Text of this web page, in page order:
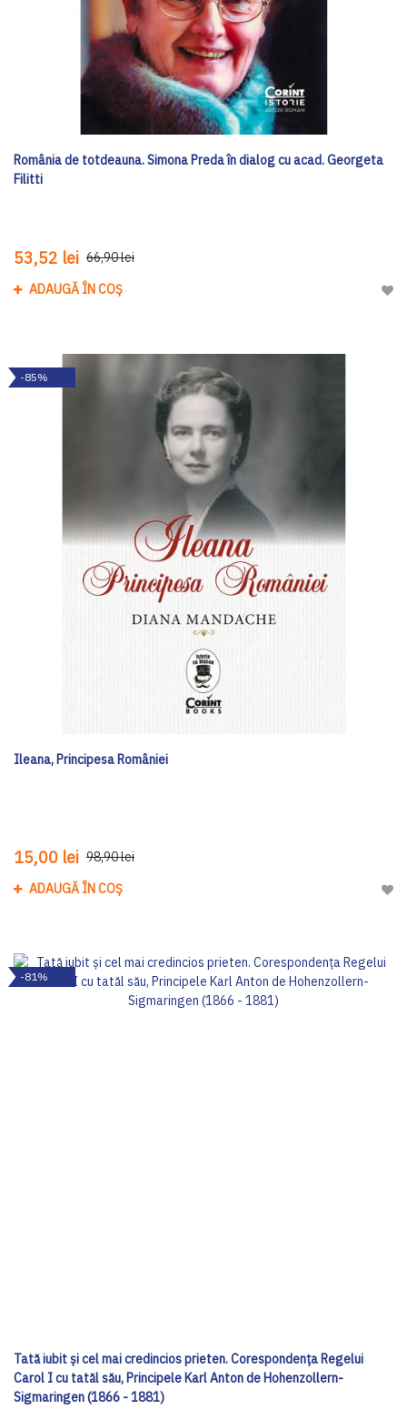
România de totdeauna. Simona Preda în dialog cu acad. Georgeta
Filitti
53,52 lei 66,90 lei
ADAUGĂ ÎN COȘ
-85%
Ileana, Principesa României
15,00 lei 98,90 lei
ADAUGĂ ÎN COȘ
-81%
Tată iubit şi cel mai credincios prieten. Corespondența Regelui
Carol I cu tatăl său, Principele Karl Anton de Hohenzollern-
Sigmaringen (1866 - 1881)